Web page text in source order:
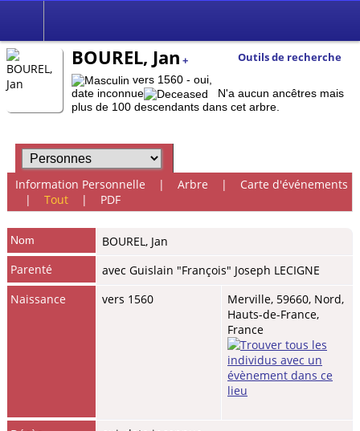
Outils de recherche
BOUREL, Jan +
vers 1560 - oui,
date inconnue
N'a aucun ancêtres mais
plus de 100 descendants dans cet arbre.
Information Personnelle | Arbre | Carte d'événements
| Tout| PDF
Nom BOUREL, Jan
Parenté
avec Guislain "François" Joseph LECIGNE
Naissance
vers 1560
Merville, 59660, Nord,
Hauts-de-France,
France